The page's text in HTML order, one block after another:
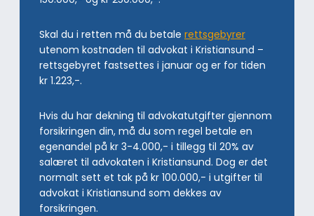
Skal du i retten må du betale rettsgebyrer
utenom kostnaden til advokat i Kristiansund –
rettsgebyret fastsettes i januar og er for tiden
kr 1.223,-.
Hvis du har dekning til advokatutgifter gjennom
forsikringen din, må du som regel betale en
egenandel på kr 3-4.000,- i tillegg til 20% av
salæret til advokaten i Kristiansund. Dog er det
normalt sett et tak på kr 100.000,- i utgifter til
advokat i Kristiansund som dekkes av
forsikringen.